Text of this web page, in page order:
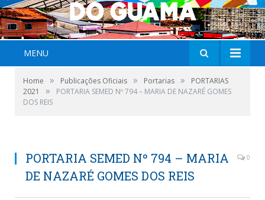
MENU
Home » Publicações Oficiais » Portarias »
PORTARIAS
2021
»
PORTARIA SEMED Nº 794 – MARIA DE NAZARÉ GOMES
DOS REIS
PORTARIA SEMED Nº 794 – MARIA
DE NAZARÉ GOMES DOS REIS
0